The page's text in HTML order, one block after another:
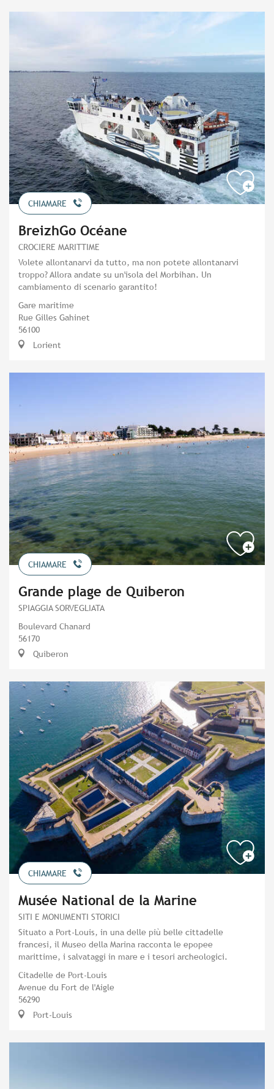
CHIAMARE
BreizhGo Océane
CROCIERE MARITTIME
Volete allontanarvi da tutto, ma non potete allontanarvi
troppo? Allora andate su un'isola del Morbihan. Un
cambiamento di scenario garantito!
Gare maritime
Rue Gilles Gahinet
56100
Lorient
CHIAMARE
Grande plage de Quiberon
SPIAGGIA SORVEGLIATA
Boulevard Chanard
56170
Quiberon
CHIAMARE
Musée National de la Marine
SITI E MONUMENTI STORICI
Situato a Port-Louis, in una delle più belle cittadelle
francesi, il Museo della Marina racconta le epopee
marittime, i salvataggi in mare e i tesori archeologici.
Citadelle de Port-Louis
Avenue du Fort de l'Aigle
56290
Port-Louis